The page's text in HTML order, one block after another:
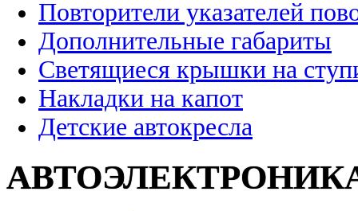
Повторители указателей
Дополнительные габариты
Светящиеся крышки на
Накладки на капот
Детские автокресла